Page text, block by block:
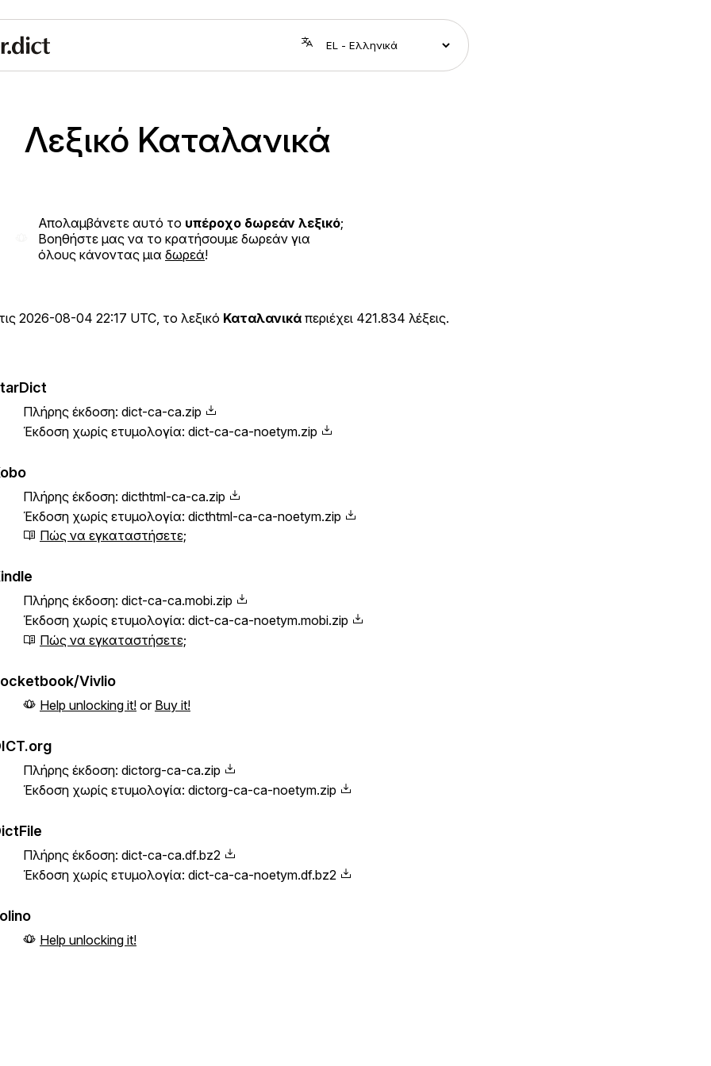
Λεξικό Καταλανικά
Απολαμβάνετε αυτό το υπέροχο δωρεάν λεξικό;
Βοηθήστε μας να το κρατήσουμε δωρεάν για
όλους κάνοντας μια δωρεά!
2026-08-04 22:17 UTC , το λεξικό Καταλανικά περιέχει 421.834 λέξεις.
Πλήρης έκδοση: dict-ca-ca.zip
Έκδοση χωρίς ετυμολογία: dict-ca-ca-noetym.zip
Πλήρης έκδοση: dicthtml-ca-ca.zip
Έκδοση χωρίς ετυμολογία: dicthtml-ca-ca-noetym.zip
Πώς να εγκαταστήσετε;
Πλήρης έκδοση: dict-ca-ca.mobi.zip
Έκδοση χωρίς ετυμολογία: dict-ca-ca-noetym.mobi.zip
Πώς να εγκαταστήσετε;
Vivlio
Help unlocking it! or Buy it!
Πλήρης έκδοση: dictorg-ca-ca.zip
Έκδοση χωρίς ετυμολογία: dictorg-ca-ca-noetym.zip
Πλήρης έκδοση: dict-ca-ca.df.bz2
Έκδοση χωρίς ετυμολογία: dict-ca-ca-noetym.df.bz2
Help unlocking it!